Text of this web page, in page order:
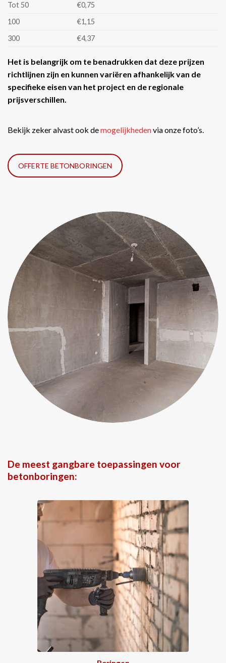
Tot 50
€0,75
100
€1,15
300
€4,37
Het is belangrijk om te benadrukken dat deze prijzen
richtlijnen zijn en kunnen variëren afhankelijk van de
specifieke eisen van het project en de regionale
prijsverschillen.
Bekijk zeker alvast ook demogelijkhedenvia onze foto’s.
OFFERTE BETONBORINGEN
De meest gangbare toepassingen voor
betonboringen: